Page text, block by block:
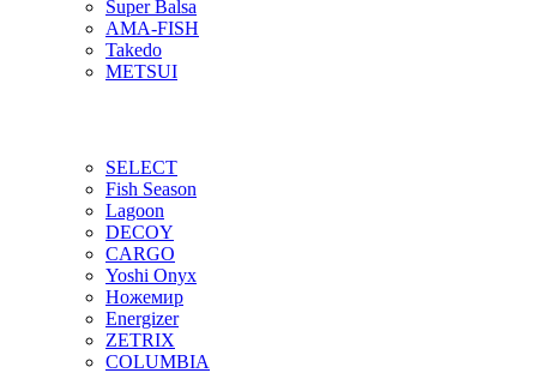
Super Balsa
AMA-FISH
Takedo
METSUI
SELECT
Fish Season
Lagoon
DECOY
CARGO
Yoshi Onyx
Ножемир
Energizer
ZETRIX
COLUMBIA